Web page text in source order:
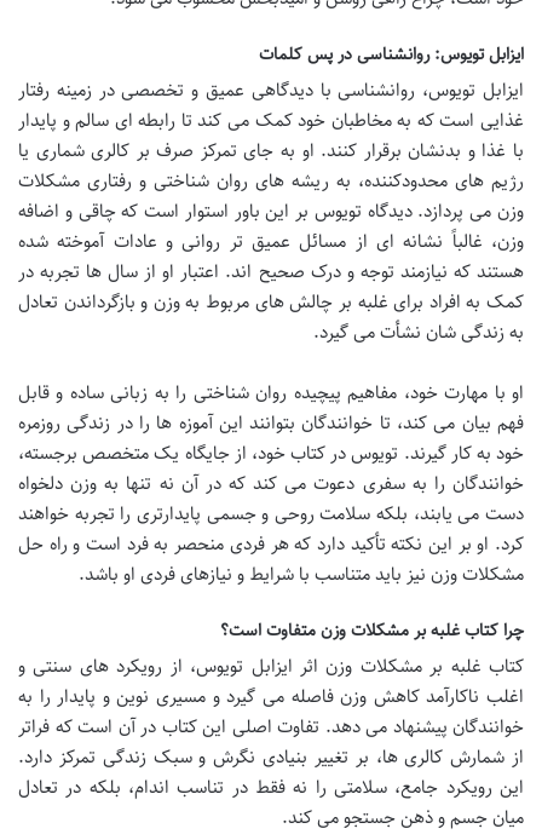
ایزابل تویوس: روانشناسی در پس کلمات
ایزابل تویوس، روانشناسی با دیدگاهی عمیق و تخصصی در زمینه رفتار
غذایی است که به مخاطبان خود کمک می کند تا رابطه ای سالم و پایدار
با غذا و بدنشان برقرار کنند. او به جای تمرکز صرف بر کالری شماری یا
رژیم های محدودکننده، به ریشه های روان شناختی و رفتاری مشکلات
وزن می پردازد. دیدگاه تویوس بر این باور استوار است که چاقی و اضافه
وزن، غالباً نشانه ای از مسائل عمیق تر روانی و عادات آموخته شده
هستند که نیازمند توجه و درک صحیح اند. اعتبار او از سال ها تجربه در
کمک به افراد برای غلبه بر چالش های مربوط به وزن و بازگرداندن تعادل
به زندگی شان نشأت می گیرد.
او با مهارت خود، مفاهیم پیچیده روان شناختی را به زبانی ساده و قابل
فهم بیان می کند، تا خوانندگان بتوانند این آموزه ها را در زندگی روزمره
خود به کار گیرند. تویوس در کتاب خود، از جایگاه یک متخصص برجسته،
خوانندگان را به سفری دعوت می کند که در آن نه تنها به وزن دلخواه
دست می یابند، بلکه سلامت روحی و جسمی پایدارتری را تجربه خواهند
کرد. او بر این نکته تأکید دارد که هر فردی منحصر به فرد است و راه حل
مشکلات وزن نیز باید متناسب با شرایط و نیازهای فردی او باشد.
چرا کتاب غلبه بر مشکلات وزن متفاوت است؟
کتاب غلبه بر مشکلات وزن اثر ایزابل تویوس، از رویکرد های سنتی و
اغلب ناکارآمد کاهش وزن فاصله می گیرد و مسیری نوین و پایدار را به
خوانندگان پیشنهاد می دهد. تفاوت اصلی این کتاب در آن است که فراتر
از شمارش کالری ها، بر تغییر بنیادی نگرش و سبک زندگی تمرکز دارد.
این رویکرد جامع، سلامتی را نه فقط در تناسب اندام، بلکه در تعادل
میان جسم و ذهن جستجو می کند.